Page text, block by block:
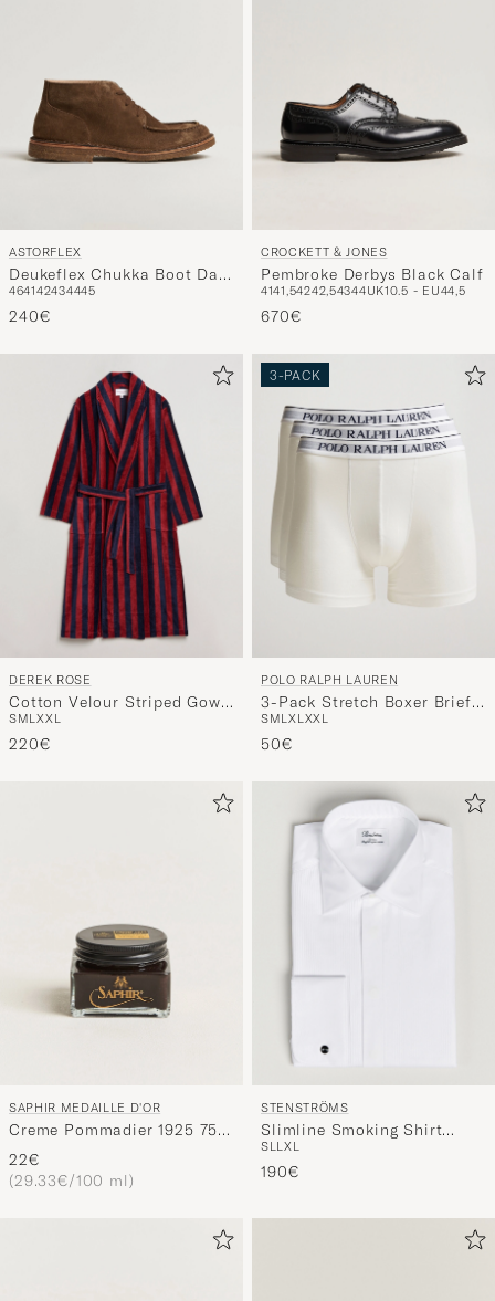
ASTORFLEX
Deukeflex Chukka Boot Dark
Khaki Suede
464142434445
240€
CROCKETT & JONES
Pembroke Derbys Black Calf
4141,54242,54344UK10.5 - EU44,5
670€
DEREK ROSE
Cotton Velour Striped Gown
Red/Blue
SMLXXL
220€
3-PACK
POLO RALPH LAUREN
3-Pack Stretch Boxer Brief
White
SMLXLXXL
50€
SAPHIR MEDAILLE D'OR
Creme Pommadier 1925 75
ml Dark Brown
22€
(29.33€/100 ml)
STENSTRÖMS
Slimline Smoking Shirt
White
SLLXL
190€